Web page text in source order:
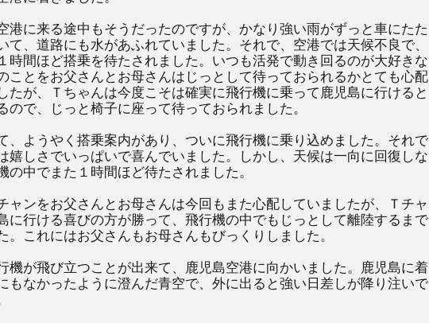
港に来る途中もそうだったのですが、かなり強い雨がずっと車にたた
て、道路にも水があふれていました。それで、空港では天候不良で、
時間ほど搭乗を待たされました。いつも活発で動き回るのが大好きな
ことをお父さんとお母さんはじっとして待っておられるかとても心配
たが、Ｔちゃんは今度こそは確実に飛行機に乗って鹿児島に行けると
ので、じっと椅子に座って待っておられました。
、ようやく搭乗案内があり、ついに飛行機に乗り込めました。それで
嬉しさでいっぱいで喜んでいました。しかし、天候は一向に回復しな
の中でまた１時間ほど待たされました。
ャンをお父さんとお母さんは今回もまた心配していましたが、Ｔチャ
に行ける喜びの方が勝って、飛行機の中でもじっとして離陸するまで
。これにはお父さんもお母さんもびっくりしました。
機が飛び立つことが出来て、鹿児島空港に向かいました。鹿児島に着
もなかったように澄んだ青空で、外に出ると強い日差しが降り注いで